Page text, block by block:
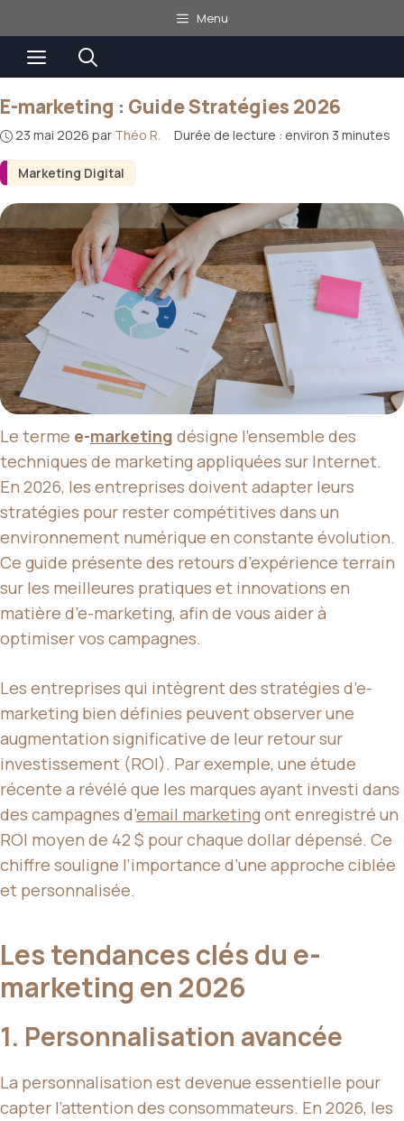
au
contenu
Menu
Menu
Marketing Digital
E-marketing : Guide Stratégies 2026
23 mai 2026 par Théo R. · Durée de lecture : environ 3 minutes
Le terme e-marketing désigne l’ensemble des
techniques de marketing appliquées sur Internet.
En 2026, les entreprises doivent adapter leurs
stratégies pour rester compétitives dans un
environnement numérique en constante évolution.
Ce guide présente des retours d’expérience terrain
sur les meilleures pratiques et innovations en
matière d’e-marketing, afin de vous aider à
optimiser vos campagnes.
Les entreprises qui intègrent des stratégies d’e-
marketing bien définies peuvent observer une
augmentation significative de leur retour sur
investissement (ROI). Par exemple, une étude
récente a révélé que les marques ayant investi dans
des campagnes d’email marketingont enregistré un
ROI moyen de 42 $ pour chaque dollar dépensé. Ce
chiffre souligne l’importance d’une approche ciblée
et personnalisée.
Les tendances clés du e-
marketing en 2026
1. Personnalisation avancée
La personnalisation est devenue essentielle pour
capter l’attention des consommateurs. En 2026, les